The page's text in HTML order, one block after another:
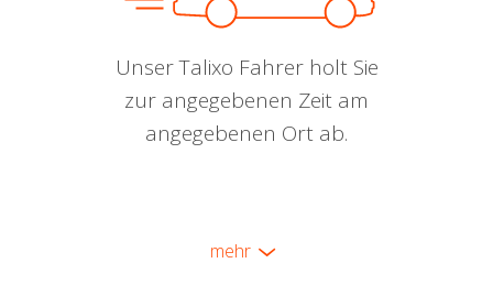
Unser Talixo Fahrer holt Sie
zur angegebenen Zeit am
angegebenen Ort ab.
mehr